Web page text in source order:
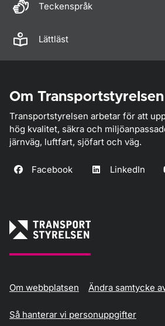
Teckenspråk
Lättläst
Om Transportstyrelsen
Transportstyrelsen arbetar för att
hög kvalitet, säkra och
järnväg, luftfart, sjöfart och väg.
Facebook LinkedIn
Om webbplatsen Ändra samtycke
Så hanterar vi personuppgifter